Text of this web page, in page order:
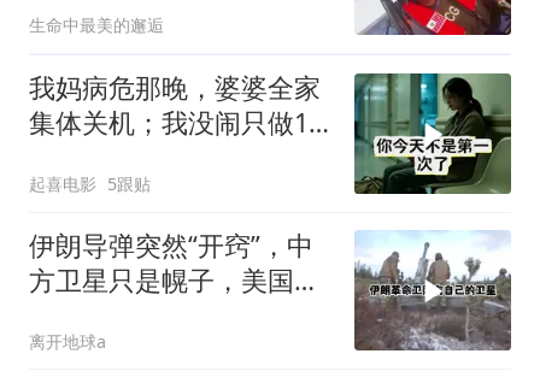
生命中最美的邂逅
我妈病危那晚，婆婆全家
集体关机；我没闹只做1
你是不是疯了？
起喜电影 5跟贴
伊朗导弹突然“开窍”，中
方卫星只是幌子，美国真
离开地球a